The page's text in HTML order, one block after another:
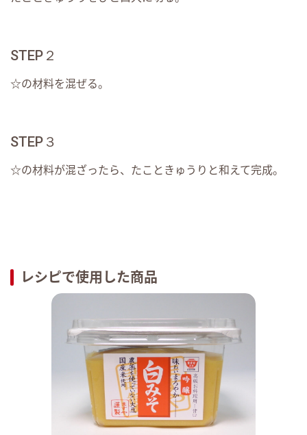
STEP２
☆の材料を混ぜる。
STEP３
☆の材料が混ざったら、たこときゅうりと和えて完成。
レシピで使用した商品